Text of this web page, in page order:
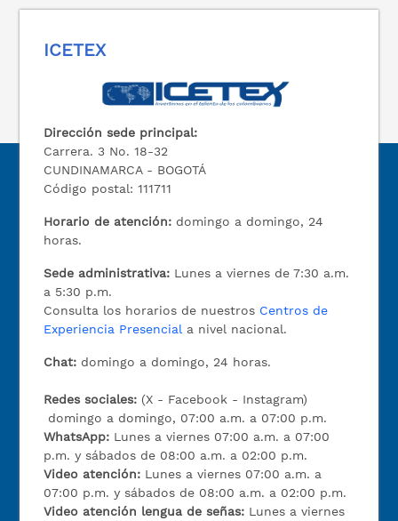
ICETEX
Dirección sede principal:
Carrera. 3 No. 18-32
CUNDINAMARCA - BOGOTÁ
Código postal: 111711
Horario de atención: domingo a domingo, 24
horas.
Sede administrativa: Lunes a viernes de 7:30 a.m.
a 5:30 p.m.
Consulta los horarios de nuestros Centros de
Experiencia Presencial a nivel nacional.
Chat: domingo a domingo, 24 horas.
Redes sociales: (X - Facebook - Instagram)
domingo a domingo, 07:00 a.m. a 07:00 p.m.
WhatsApp: Lunes a viernes 07:00 a.m. a 07:00
p.m. y sábados de 08:00 a.m. a 02:00 p.m.
Video atención: Lunes a viernes 07:00 a.m. a
07:00 p.m. y sábados de 08:00 a.m. a 02:00 p.m.
Video atención lengua de señas: Lunes a viernes